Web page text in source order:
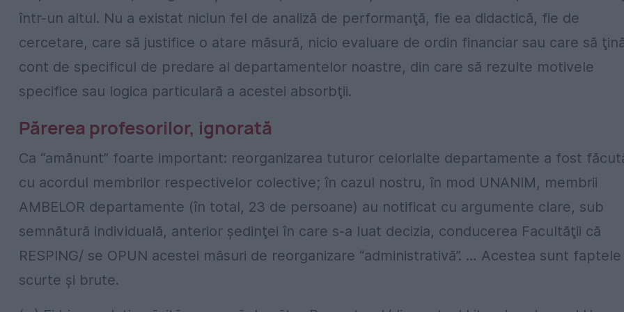
într-un altul. Nu a existat niciun fel de analiză de performanţă, fie ea didactică, fie de
cercetare, care să justifice o atare măsură, nicio evaluare de ordin financiar sau care să
cont de specificul de predare al departamentelor noastre, din care să rezulte motivele
specifice sau logica particulară a acestei absorbţii.
Părerea profesorilor, ignorată
Ca “amănunt” foarte important: reorganizarea tuturor celorlalte departamente a fost
cu acordul membrilor respectivelor colective; în cazul nostru, în mod UNANIM, membrii
AMBELOR departamente (în total, 23 de persoane) au notificat cu argumente clare, sub
semnătură individuală, anterior şedinţei în care s-a luat decizia, conducerea Facultăţii că
RESPING/ se OPUN acestei măsuri de reorganizare “administrativă”. … Acestea sunt faptele
scurte şi brute.